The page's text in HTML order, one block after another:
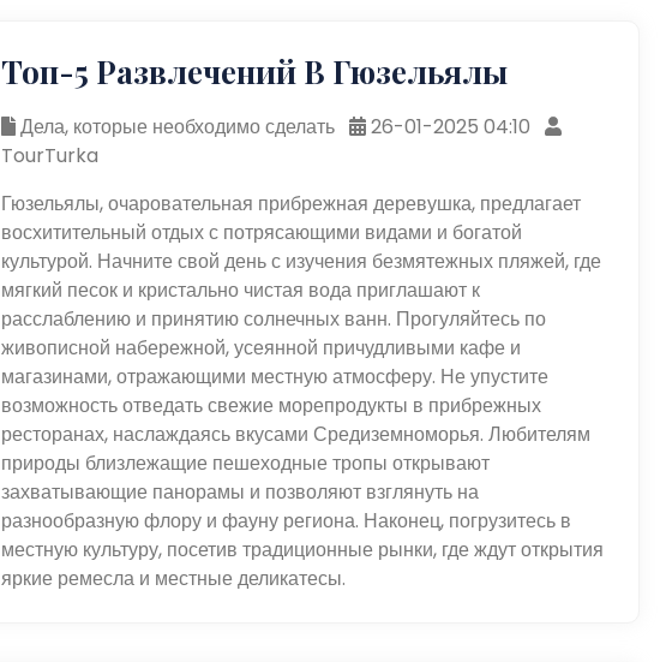
Топ-5 Развлечений В Гюзельялы
Дела, которые необходимо сделать
26-01-2025 04:10
TourTurka
Гюзельялы, очаровательная прибрежная деревушка, предлагает
восхитительный отдых с потрясающими видами и богатой
культурой. Начните свой день с изучения безмятежных пляжей, где
мягкий песок и кристально чистая вода приглашают к
расслаблению и принятию солнечных ванн. Прогуляйтесь по
живописной набережной, усеянной причудливыми кафе и
магазинами, отражающими местную атмосферу. Не упустите
возможность отведать свежие морепродукты в прибрежных
ресторанах, наслаждаясь вкусами Средиземноморья. Любителям
природы близлежащие пешеходные тропы открывают
захватывающие панорамы и позволяют взглянуть на
разнообразную флору и фауну региона. Наконец, погрузитесь в
местную культуру, посетив традиционные рынки, где ждут открытия
яркие ремесла и местные деликатесы.